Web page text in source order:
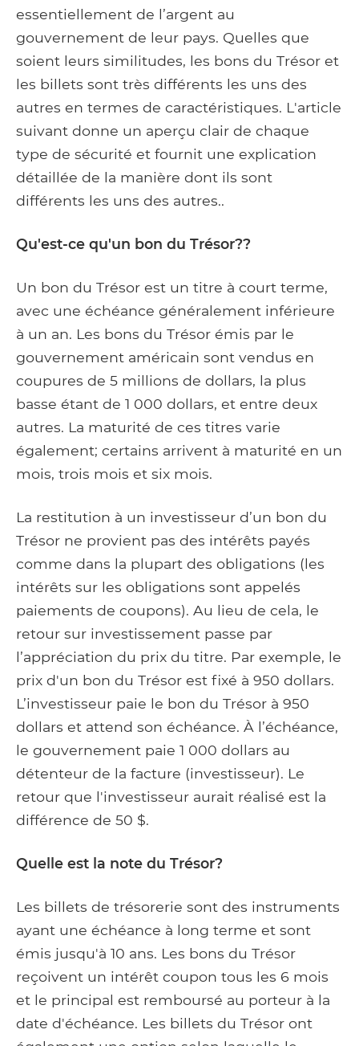
essentiellement de l’argent au
gouvernement de leur pays. Quelles que
soient leurs similitudes, les bons du Trésor et
les billets sont très différents les uns des
autres en termes de caractéristiques. L'article
suivant donne un aperçu clair de chaque
type de sécurité et fournit une explication
détaillée de la manière dont ils sont
différents les uns des autres..
Qu'est-ce qu'un bon du Trésor??
Un bon du Trésor est un titre à court terme,
avec une échéance généralement inférieure
à un an. Les bons du Trésor émis par le
gouvernement américain sont vendus en
coupures de 5 millions de dollars, la plus
basse étant de 1 000 dollars, et entre deux
autres. La maturité de ces titres varie
également; certains arrivent à maturité en un
mois, trois mois et six mois.
La restitution à un investisseur d’un bon du
Trésor ne provient pas des intérêts payés
comme dans la plupart des obligations (les
intérêts sur les obligations sont appelés
paiements de coupons). Au lieu de cela, le
retour sur investissement passe par
l’appréciation du prix du titre. Par exemple, le
prix d'un bon du Trésor est fixé à 950 dollars.
L’investisseur paie le bon du Trésor à 950
dollars et attend son échéance. À l’échéance,
le gouvernement paie 1 000 dollars au
détenteur de la facture (investisseur). Le
retour que l'investisseur aurait réalisé est la
différence de 50 $.
Quelle est la note du Trésor?
Les billets de trésorerie sont des instruments
ayant une échéance à long terme et sont
émis jusqu'à 10 ans. Les bons du Trésor
reçoivent un intérêt coupon tous les 6 mois
et le principal est remboursé au porteur à la
date d'échéance. Les billets du Trésor ont